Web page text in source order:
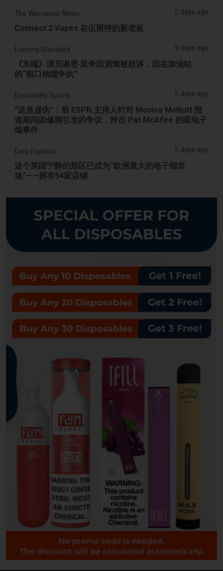
The Worcester News 5 days ago
Connect 2 Vapes 在伍斯特的新老板
Evening Standard 5 days ago
《东端》演员谢恩·里奇因酒驾被起诉，因在加油站
的“粗口抽烟争执”
Essentially Sports 5 days ago
“这是虚伪”：前 ESPN 主持人针对 Monica McNutt 报
道期间因修脚引发的争议，抨击 Pat McAfee 的吸电子
烟事件
Daily Express 5 days ago
这个英国宁静的郊区已成为“欧洲最大的电子烟市
场”——拥有54家店铺